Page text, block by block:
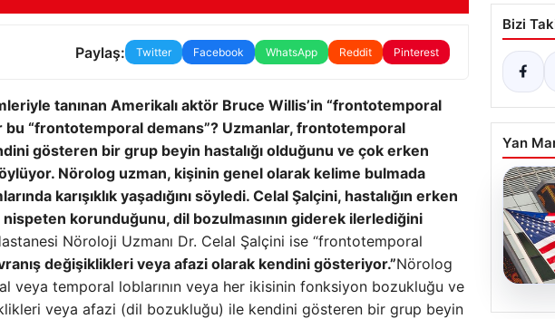
Paylaş: Twitter Facebook WhatsApp Reddit Pinterest
tanınan Amerikalı aktör Bruce Willis’in “frontotemporal
bu “frontotemporal demans”? Uzmanlar, frontotemporal
gösteren bir grup beyin hastalığı olduğunu ve çok erken
Nörolog uzman, kişinin genel olarak kelime bulmada
karışıklık yaşadığını söyledi. Celal Şalçini, hastalığın erken
korunduğunu, dil bozulmasının giderek ilerlediğini
Nöroloji Uzmanı Dr. Celal Şalçini ise “frontotemporal
değişiklikleri veya afazi olarak kendini gösteriyor.”Nörolog
veya temporal loblarının veya her ikisinin fonksiyon bozukluğu ve
veya afazi (dil bozukluğu) ile kendini gösteren bir grup beyin
Bizi
Yan